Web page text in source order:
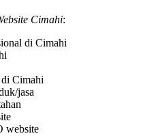
Cimahi:
di Cimahi
di Cimahi
jasa
website